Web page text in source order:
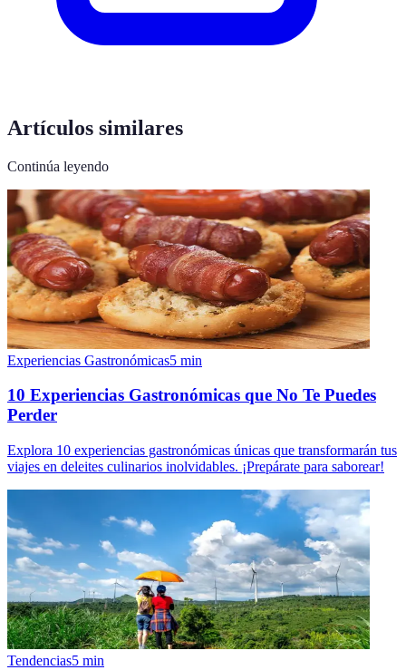
Artículos similares
Continúa leyendo
Experiencias Gastronómicas5 min
10 Experiencias Gastronómicas que No Te Puedes
Perder
Explora 10 experiencias gastronómicas únicas que transformarán tus
viajes en deleites culinarios inolvidables. ¡Prepárate para saborear!
Tendencias5 min